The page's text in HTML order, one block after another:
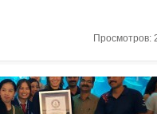
Просмотров: